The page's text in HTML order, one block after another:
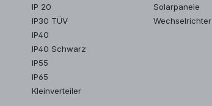
IP 20
IP30 TÜV
IP40
IP40 Schwarz
IP55
IP65
Kleinverteiler
Solarpanele
Wechselrichter